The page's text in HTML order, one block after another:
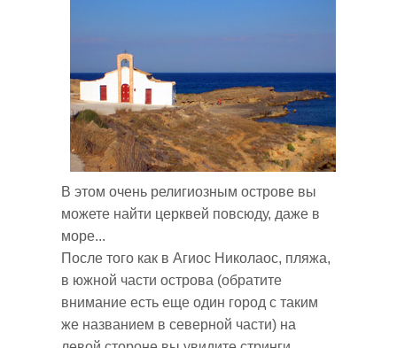
В этом очень религиозным острове вы
можете найти церквей повсюду, даже в
море...
После того как в Агиос Николаос, пляжа,
в южной части острова (обратите
внимание есть еще один город с таким
же названием в северной части) на